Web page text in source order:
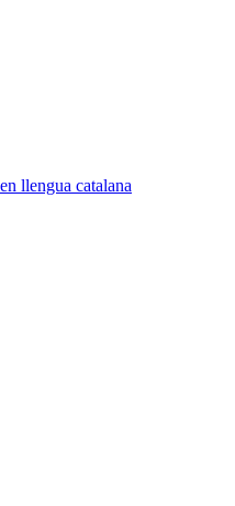
llengua catalana